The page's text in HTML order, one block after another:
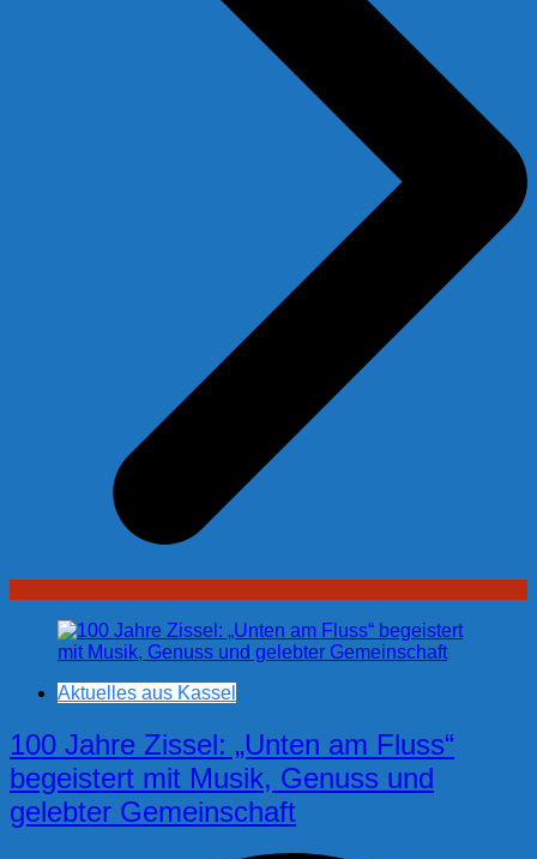
Aktuelles aus Kassel
100 Jahre Zissel: „Unten am Fluss“
begeistert mit Musik, Genuss und
gelebter Gemeinschaft